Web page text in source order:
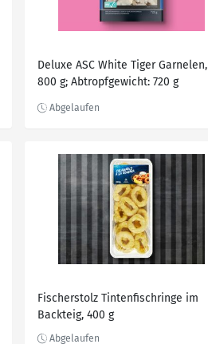
Deluxe ASC White Tiger Garnelen,
800 g; Abtropfgewicht: 720 g
Fischerstolz Tintenfischringe im
Backteig, 400 g